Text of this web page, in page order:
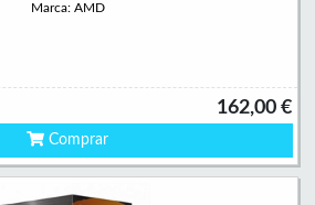
Marca: AMD
162,00 €
Comprar